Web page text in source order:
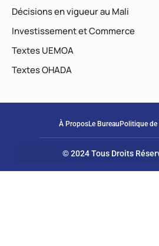
Décisions en vigueur au Mali
Investissement et Commerce
Textes UEMOA
Textes OHADA
À ProposLe Bureau Politique
© 2024 Tous Droits